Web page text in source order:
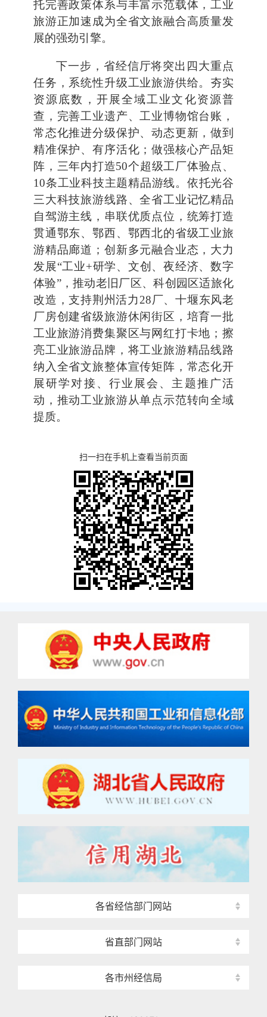
托完善政策体系与丰富示范载体，工业
旅游正加速成为全省文旅融合高质量发
展的强劲引擎。
下一步，省经信厅将突出四大重点
任务，系统性升级工业旅游供给。夯实
资源底数，开展全域工业文化资源普
查，完善工业遗产、工业博物馆台账，
常态化推进分级保护、动态更新，做到
精准保护、有序活化；做强核心产品矩
阵，三年内打造50个超级工厂体验点、
10条工业科技主题精品游线。依托光谷
三大科技旅游线路、全省工业记忆精品
自驾游主线，串联优质点位，统筹打造
贯通鄂东、鄂西、鄂西北的省级工业旅
游精品廊道；创新多元融合业态，大力
发展“工业+研学、文创、夜经济、数字
体验”，推动老旧厂区、科创园区适旅化
改造，支持荆州活力28厂、十堰东风老
厂房创建省级旅游休闲街区，培育一批
工业旅游消费集聚区与网红打卡地；擦
亮工业旅游品牌，将工业旅游精品线路
纳入全省文旅整体宣传矩阵，常态化开
展研学对接、行业展会、主题推广活
动，推动工业旅游从单点示范转向全域
提质。
扫一扫在手机上查看当前页面
各省经信部门网站
省直部门网站
各市州经信局